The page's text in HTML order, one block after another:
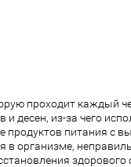
проходит каждый
десен, из-за чего
питания с
здорового